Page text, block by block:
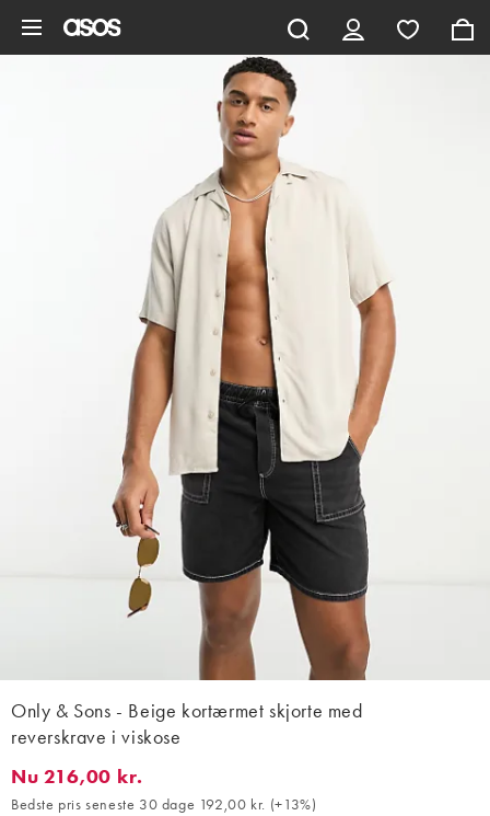
Only & Sons - Beige kortærmet skjorte med
reverskrave i viskose
Nu 216,00 kr.. Bedste pris seneste 30 dage 192,00 kr. (+13%).
Nu 216,00 kr.
Bedste pris seneste 30 dage 192,00 kr. (+13%)